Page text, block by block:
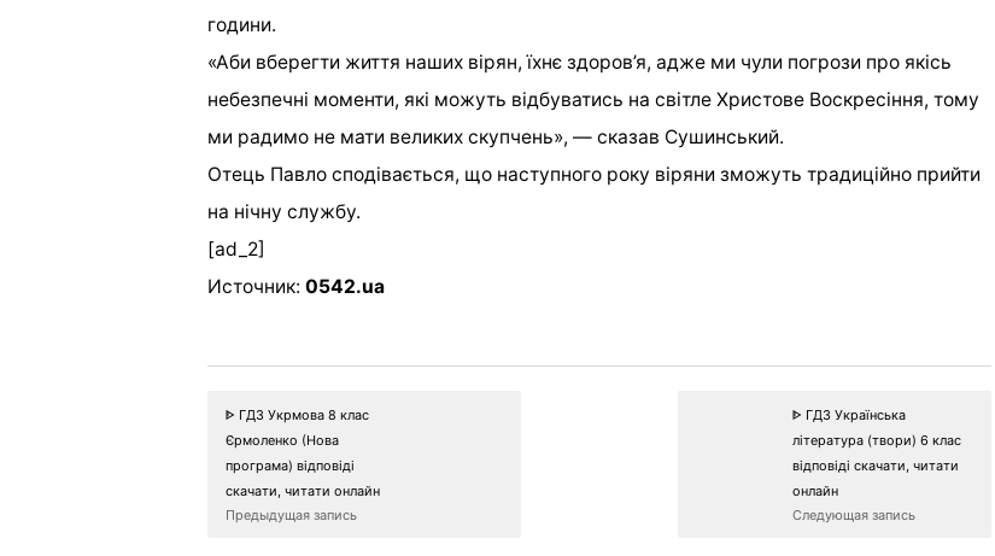
години.
«Аби вберегти життя наших вірян, їхнє здоров’я, адже ми чули погрози про якісь
небезпечні моменти, які можуть відбуватись на світле Христове Воскресіння, тому
ми радимо не мати великих скупчень», — сказав Сушинський.
Отець Павло сподівається, що наступного року віряни зможуть традиційно прийти
на нічну службу.
[ad_2]
Источник: 0542.ua
ᐈ ГДЗ Укрмова 8 клас
Єрмоленко (Нова
програма) відповіді
скачати, читати онлайн
Предыдущая запись
ᐈ ГДЗ Українська
література (твори) 6 клас
відповіді скачати, читати
онлайн
Следующая запись